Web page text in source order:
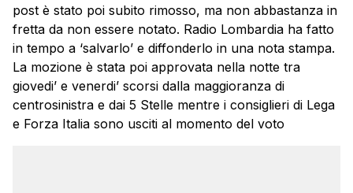
post è stato poi subito rimosso, ma non abbastanza in
fretta da non essere notato. Radio Lombardia ha fatto
in tempo a ‘salvarlo’ e diffonderlo in una nota stampa.
La mozione è stata poi approvata nella notte tra
giovedi’ e venerdi’ scorsi dalla maggioranza di
centrosinistra e dai 5 Stelle mentre i consiglieri di Lega
e Forza Italia sono usciti al momento del voto